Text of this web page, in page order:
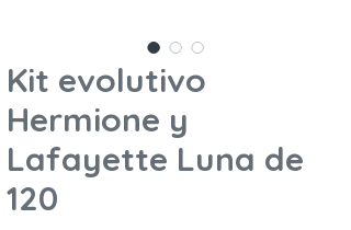
Kit evolutivo
Hermione y
Lafayette Luna de
120